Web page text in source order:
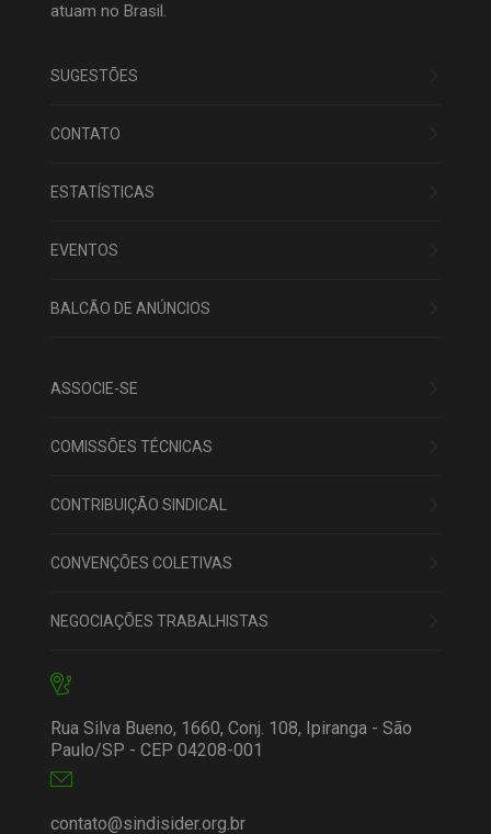
atuam no Brasil.
SUGESTÕES
CONTATO
ESTATÍSTICAS
EVENTOS
BALCÃO DE ANÚNCIOS
ASSOCIE-SE
COMISSÕES TÉCNICAS
CONTRIBUIÇÃO SINDICAL
CONVENÇÕES COLETIVAS
NEGOCIAÇÕES TRABALHISTAS
Rua Silva Bueno, 1660, Conj. 108, Ipiranga - São
Paulo/SP - CEP 04208-001
contato@sindisider.org.br